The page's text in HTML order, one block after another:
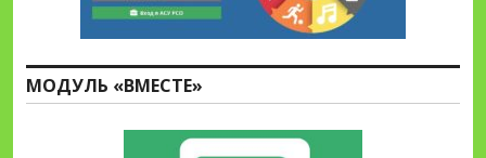
МОДУЛЬ «ВМЕСТЕ»